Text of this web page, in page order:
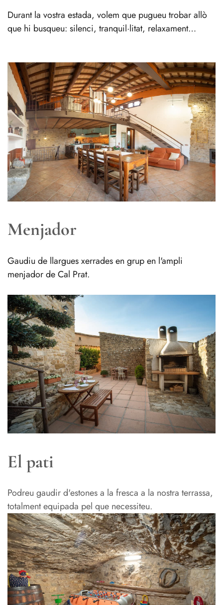
Durant la vostra estada, volem que pugueu trobar allò
que hi busqueu: silenci, tranquil·litat, relaxament…
Menjador
Gaudiu de llargues xerrades en grup en l'ampli
menjador de Cal Prat.
El pati
Podreu gaudir d'estones a la fresca a la nostra terrassa,
totalment equipada pel que necessiteu.